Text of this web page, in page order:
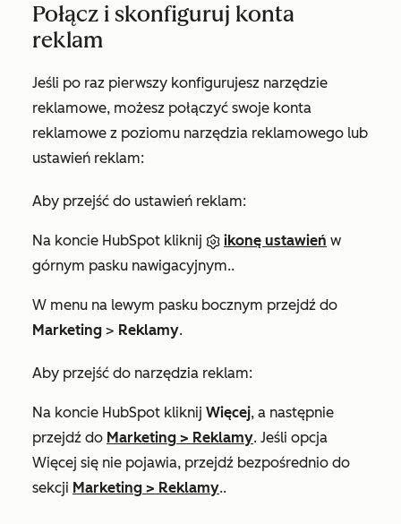
Połącz i skonfiguruj konta
reklam
Jeśli po raz pierwszy konfigurujesz narzędzie
reklamowe, możesz połączyć swoje konta
reklamowe z poziomu narzędzia reklamowego lub
ustawień reklam:
Aby przejść do ustawień reklam:
Na koncie HubSpot kliknij ikonę ustawień w
górnym pasku nawigacyjnym..
W menu na lewym pasku bocznym przejdź do
Marketing > Reklamy.
Aby przejść do narzędzia reklam:
Na koncie HubSpot kliknij Więcej, a następnie
przejdź do Marketing > Reklamy. Jeśli opcja
Więcej się nie pojawia, przejdź bezpośrednio do
sekcji Marketing > Reklamy..